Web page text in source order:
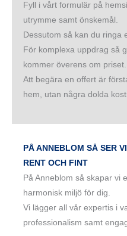
Fyll i vårt formulär på
utrymme samt önskemål.
Dessutom så kan du ringa
För komplexa uppdrag så
kommer överens om priset.
Att begära en offert är
hem, utan några dolda
PÅ ANNEBLOM SÅ SER
RENT OCH FINT
På Anneblom så skapar vi
harmonisk miljö för dig.
Vi lägger all vår expertis i
professionalism samt